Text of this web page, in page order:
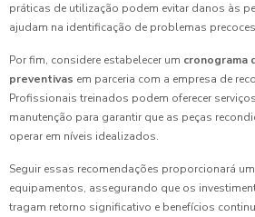
práticas de utilização podem evitar danos às
ajudam na identificação de problemas
Por fim, considere estabelecer um cronograma
preventivas em parceria com a empresa de
Profissionais treinados podem oferecer
manutenção para garantir que as peças
operar em níveis idealizados.
Seguir essas recomendações proporcionará
equipamentos, assegurando que os
tragam retorno significativo e benefícios